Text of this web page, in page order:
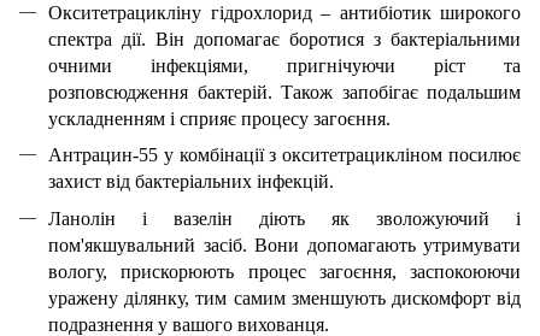
Окситетрацикліну гідрохлорид – антибіотик широкого
спектра дії. Він допомагає боротися з бактеріальними
очними інфекціями, пригнічуючи ріст та
розповсюдження бактерій. Також запобігає подальшим
ускладненням і сприяє процесу загоєння.
Антрацин-55 у комбінації з окситетрацикліном посилює
захист від бактеріальних інфекцій.
Ланолін і вазелін діють як зволожуючий і
пом'якшувальний засіб. Вони допомагають утримувати
вологу, прискорюють процес загоєння, заспокоюючи
уражену ділянку, тим самим зменшують дискомфорт від
подразнення у вашого вихованця.